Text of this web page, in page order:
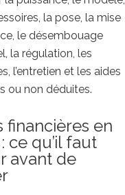
la pose, la mise
le désembouage
la régulation, les
l’entretien et les aides
ou non déduites.
financières en
ce qu’il faut
avant de